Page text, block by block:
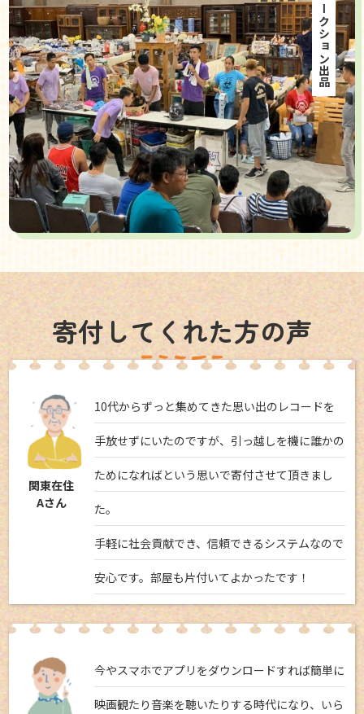
海外オークション出品
寄付してくれた方の声
関東在住
Aさん
10代からずっと集めてきた思い出のレコードを
手放せずにいたのですが、引っ越しを機に誰かの
ためになればという思いで寄付させて頂きまし
た。
手軽に社会貢献でき、信頼できるシステムなので
安心です。部屋も片付いてよかったです！
今やスマホでアプリをダウンロードすれば簡単に
映画観たり音楽を聴いたりする時代になり、いら